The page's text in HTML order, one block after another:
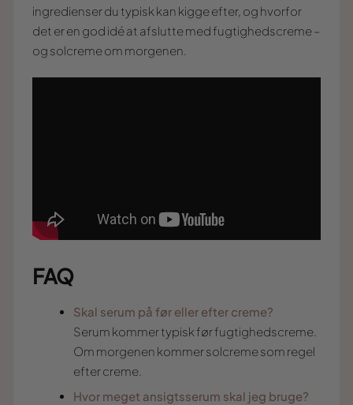
ingredienser du typisk kan kigge efter, og hvorfor
det er en god idé at afslutte med fugtighedscreme –
og solcreme om morgenen.
FAQ
Skal serum på før eller efter creme?
Serum kommer typisk før fugtighedscreme.
Om morgenen kommer solcreme som regel
efter creme.
Hvor meget ansigtsserum skal jeg bruge?